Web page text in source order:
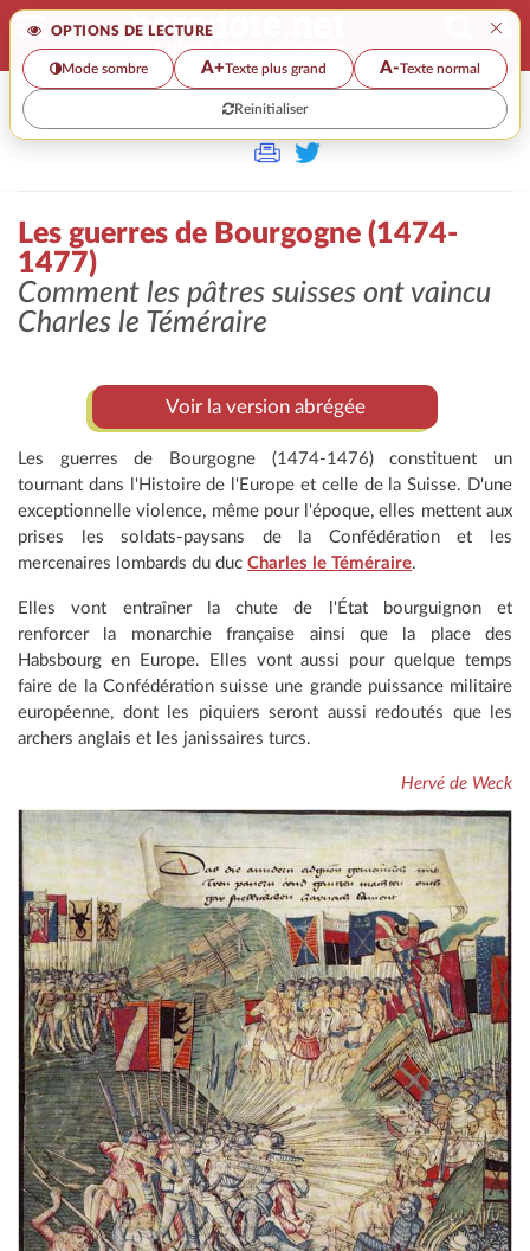
OPTIONS DE LECTURE ×
Mode sombre A+Texte plus grand A-Texte normal
Reinitialiser
>> LES GUERRES DE BOURGOGNE (1474-1477)
Les guerres de Bourgogne (1474-
1477)
Comment les pâtres suisses ont vaincu
Charles le Téméraire
Voir la version abrégée
Les guerres de Bourgogne (1474-1476) constituent un
tournant dans l'Histoire de l'Europe et celle de la Suisse. D'une
exceptionnelle violence, même pour l'époque, elles mettent aux
prises les soldats-paysans de la Confédération et les
mercenaires lombards du duc Charles le Téméraire.
Elles vont entraîner la chute de l'État bourguignon et
renforcer la monarchie française ainsi que la place des
Habsbourg en Europe. Elles vont aussi pour quelque temps
faire de la Confédération suisse une grande puissance militaire
européenne, dont les piquiers seront aussi redoutés que les
archers anglais et les janissaires turcs.
Hervé de Weck